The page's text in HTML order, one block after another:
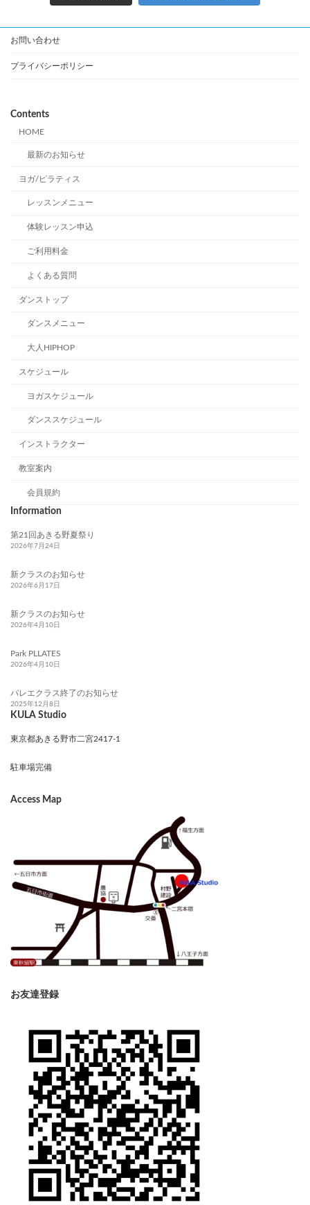
お問い合わせ
プライバシーポリシー
Contents
HOME
最新のお知らせ
ヨガ/ピラティス
レッスンメニュー
体験レッスン申込
ご利用料金
よくある質問
ダンストップ
ダンスメニュー
大人HIPHOP
スケジュール
ヨガスケジュール
ダンススケジュール
インストラクター
教室案内
会員規約
Information
第21回あきる野夏祭り
2026年7月24日
新クラスのお知らせ
2026年6月17日
新クラスのお知らせ
2026年4月10日
Park PLLATES
2026年4月10日
バレエクラス終了のお知らせ
2025年12月8日
KULA Studio
東京都あきる野市二宮2417-1
駐車場完備
Access Map
お友達登録